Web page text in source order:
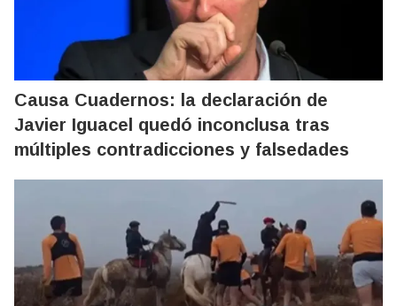
Causa Cuadernos: la declaración de
Javier Iguacel quedó inconclusa tras
múltiples contradicciones y falsedades